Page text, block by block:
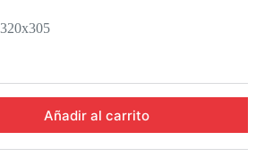
Añadir al carrito